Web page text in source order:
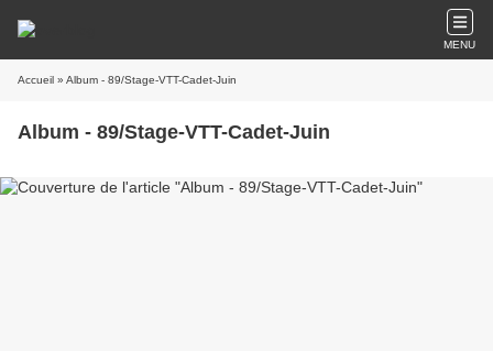
MENU
Accueil » Album - 89/Stage-VTT-Cadet-Juin
Album - 89/Stage-VTT-Cadet-Juin